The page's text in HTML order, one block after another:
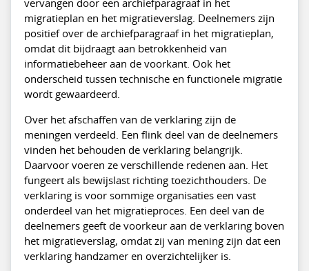
migratieplan en het migratieverslag. Deelnemers zijn
positief over de archiefparagraaf in het migratieplan,
omdat dit bijdraagt aan betrokkenheid van
informatiebeheer aan de voorkant. Ook het
onderscheid tussen technische en functionele migratie
wordt gewaardeerd.
Over het afschaffen van de verklaring zijn de
meningen verdeeld. Een flink deel van de deelnemers
vinden het behouden de verklaring belangrijk.
Daarvoor voeren ze verschillende redenen aan. Het
fungeert als bewijslast richting toezichthouders. De
verklaring is voor sommige organisaties een vast
onderdeel van het migratieproces. Een deel van de
deelnemers geeft de voorkeur aan de verklaring boven
het migratieverslag, omdat zij van mening zijn dat een
verklaring handzamer en overzichtelijker is.